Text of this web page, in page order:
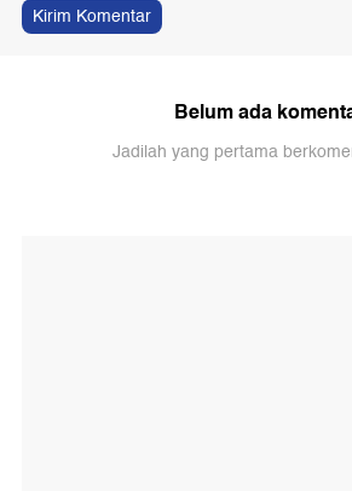
Kirim Komentar
Belum ada
Jadilah yang pertama